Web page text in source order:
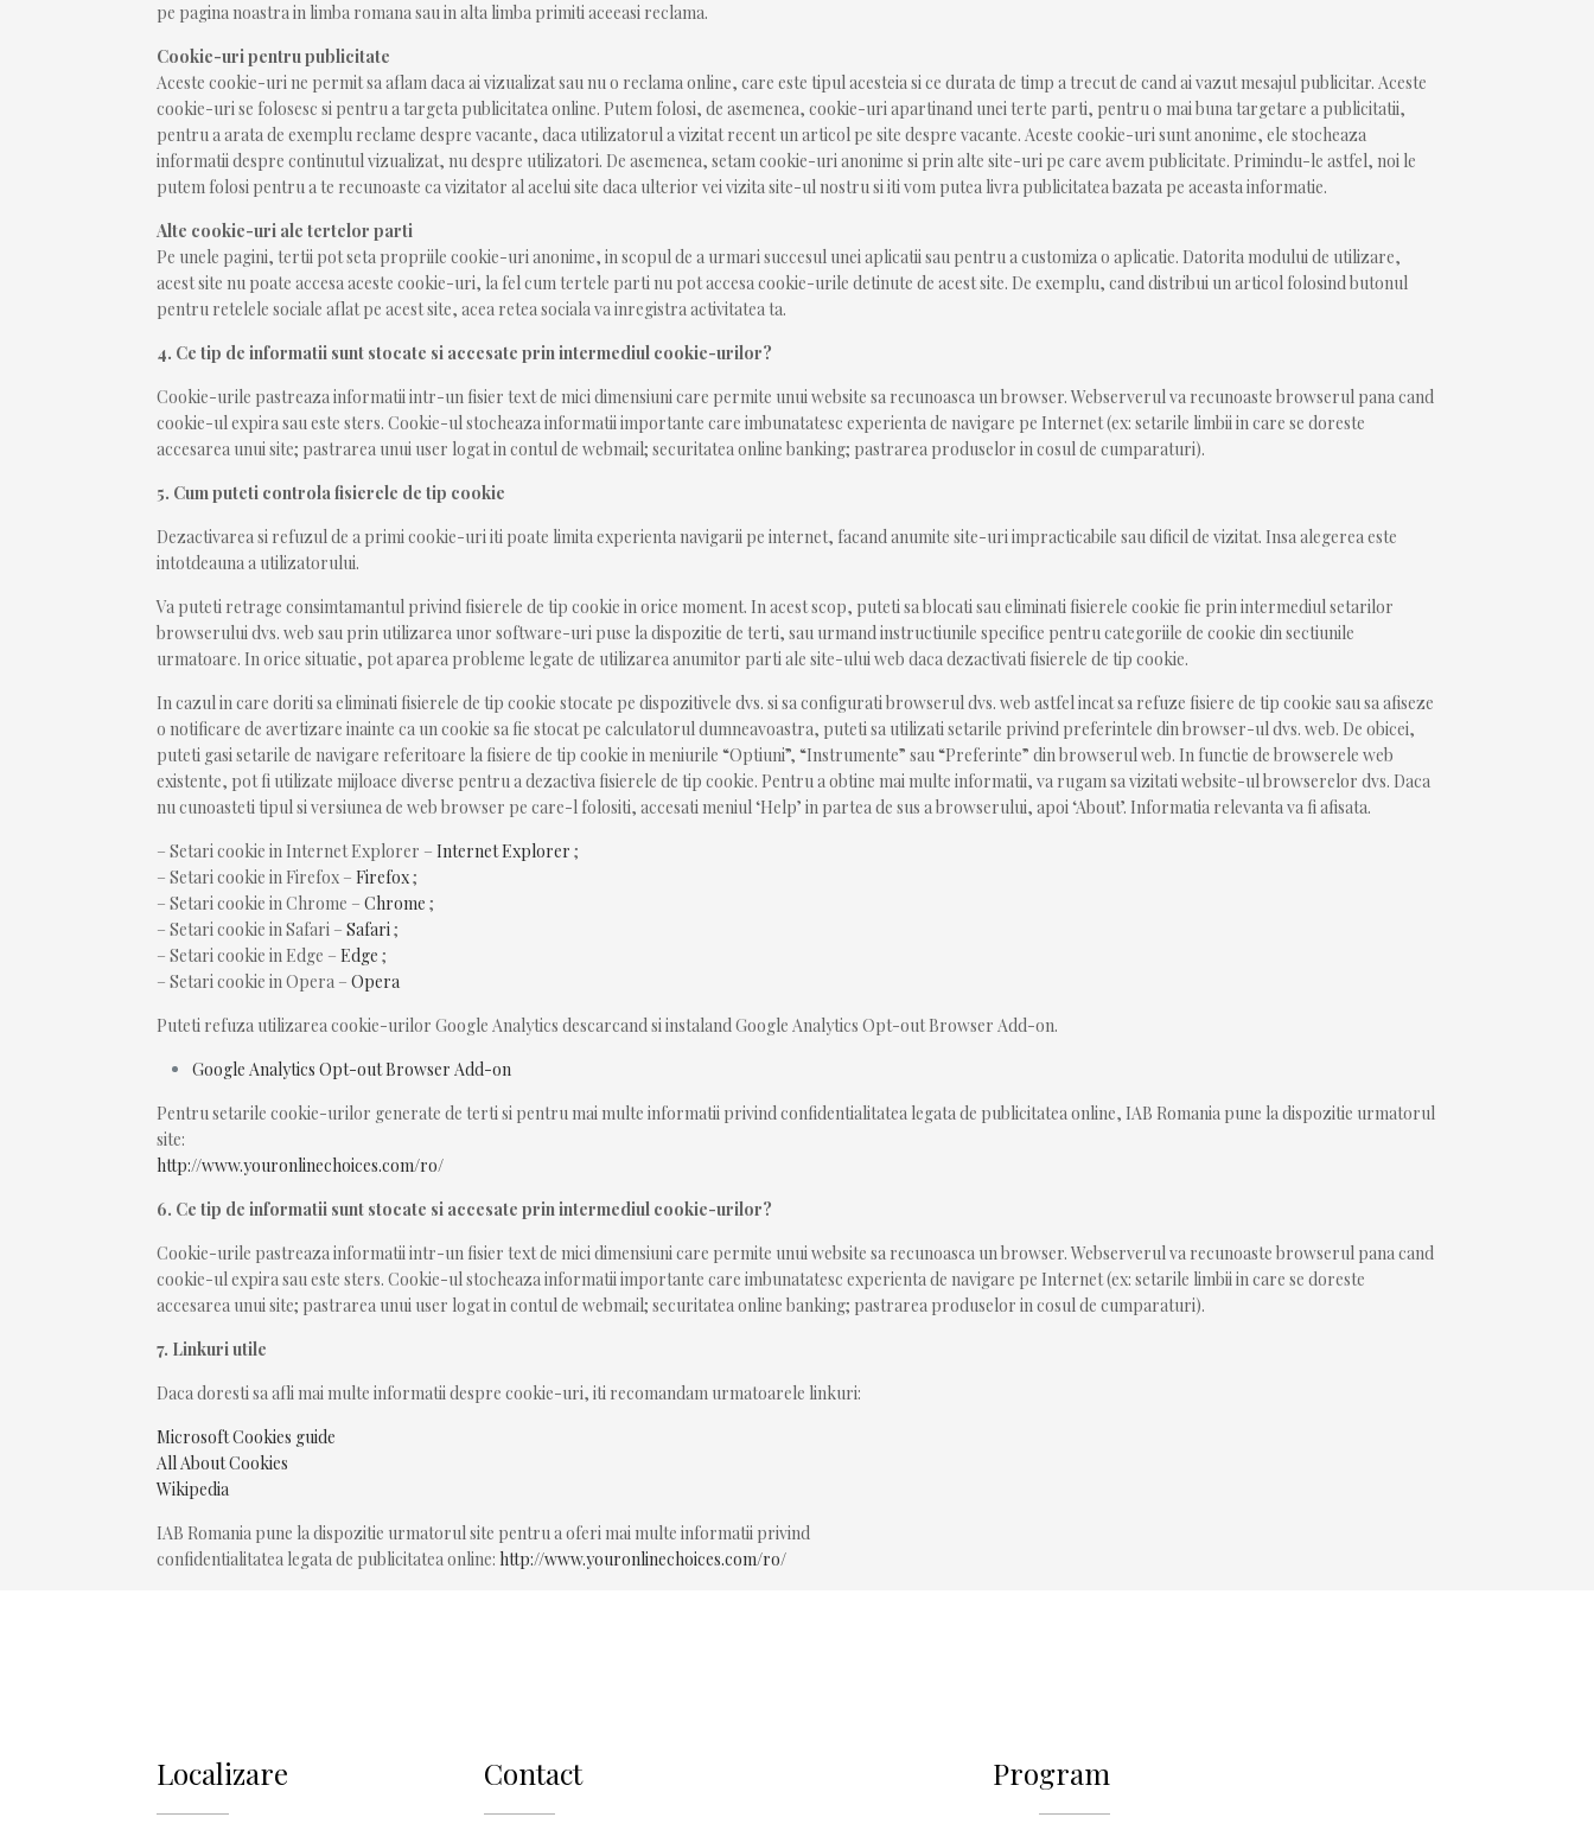
pe pagina noastra in limba romana sau in alta limba primiti aceeasi reclama.
Cookie-uri pentru publicitate
Aceste cookie-uri ne permit sa aflam daca ai vizualizat sau nu o reclama online, care este tipul acesteia si ce durata de timp a trecut de cand ai vazut mesajul publicitar. Aceste
cookie-uri se folosesc si pentru a targeta publicitatea online. Putem folosi, de asemenea, cookie-uri apartinand unei terte parti, pentru o mai buna targetare a publicitatii,
pentru a arata de exemplu reclame despre vacante, daca utilizatorul a vizitat recent un articol pe site despre vacante. Aceste cookie-uri sunt anonime, ele stocheaza
informatii despre continutul vizualizat, nu despre utilizatori. De asemenea, setam cookie-uri anonime si prin alte site-uri pe care avem publicitate. Primindu-le astfel, noi le
putem folosi pentru a te recunoaste ca vizitator al acelui site daca ulterior vei vizita site-ul nostru si iti vom putea livra publicitatea bazata pe aceasta informatie.
Alte cookie-uri ale tertelor parti
Pe unele pagini, tertii pot seta propriile cookie-uri anonime, in scopul de a urmari succesul unei aplicatii sau pentru a customiza o aplicatie. Datorita modului de utilizare,
acest site nu poate accesa aceste cookie-uri, la fel cum tertele parti nu pot accesa cookie-urile detinute de acest site. De exemplu, cand distribui un articol folosind butonul
pentru retelele sociale aflat pe acest site, acea retea sociala va inregistra activitatea ta.
4. Ce tip de informatii sunt stocate si accesate prin intermediul cookie-urilor?
Cookie-urile pastreaza informatii intr-un fisier text de mici dimensiuni care permite unui website sa recunoasca un browser. Webserverul va recunoaste browserul pana cand
cookie-ul expira sau este sters. Cookie-ul stocheaza informatii importante care imbunatatesc experienta de navigare pe Internet (ex: setarile limbii in care se doreste
accesarea unui site; pastrarea unui user logat in contul de webmail; securitatea online banking; pastrarea produselor in cosul de cumparaturi).
5. Cum puteti controla fisierele de tip cookie
Dezactivarea si refuzul de a primi cookie-uri iti poate limita experienta navigarii pe internet, facand anumite site-uri impracticabile sau dificil de vizitat. Insa alegerea este
intotdeauna a utilizatorului.
Va puteti retrage consimtamantul privind fisierele de tip cookie in orice moment. In acest scop, puteti sa blocati sau eliminati fisierele cookie fie prin intermediul setarilor
browserului dvs. web sau prin utilizarea unor software-uri puse la dispozitie de terti, sau urmand instructiunile specifice pentru categoriile de cookie din sectiunile
urmatoare. In orice situatie, pot aparea probleme legate de utilizarea anumitor parti ale site-ului web daca dezactivati fisierele de tip cookie.
In cazul in care doriti sa eliminati fisierele de tip cookie stocate pe dispozitivele dvs. si sa configurati browserul dvs. web astfel incat sa refuze fisiere de tip cookie sau sa afiseze
o notificare de avertizare inainte ca un cookie sa fie stocat pe calculatorul dumneavoastra, puteti sa utilizati setarile privind preferintele din browser-ul dvs. web. De obicei,
puteti gasi setarile de navigare referitoare la fisiere de tip cookie in meniurile “Optiuni”, “Instrumente” sau “Preferinte” din browserul web. In functie de browserele web
existente, pot fi utilizate mijloace diverse pentru a dezactiva fisierele de tip cookie. Pentru a obtine mai multe informatii, va rugam sa vizitati website-ul browserelor dvs. Daca
nu cunoasteti tipul si versiunea de web browser pe care-l folositi, accesati meniul ‘Help’ in partea de sus a browserului, apoi ‘About’. Informatia relevanta va fi afisata.
– Setari cookie in Internet Explorer –Internet Explorer;
– Setari cookie in Firefox –Firefox;
– Setari cookie in Chrome –Chrome;
– Setari cookie in Safari –Safari;
– Setari cookie in Edge –Edge;
– Setari cookie in Opera –Opera
Puteti refuza utilizarea cookie-urilor Google Analytics descarcand si instaland Google Analytics Opt-out Browser Add-on.
Google Analytics Opt-out Browser Add-on
Pentru setarile cookie-urilor generate de terti si pentru mai multe informatii privind confidentialitatea legata de publicitatea online, IAB Romania pune la dispozitie urmatorul
site:
http://www.youronlinechoices.com/ro/
6. Ce tip de informatii sunt stocate si accesate prin intermediul cookie-urilor?
Cookie-urile pastreaza informatii intr-un fisier text de mici dimensiuni care permite unui website sa recunoasca un browser. Webserverul va recunoaste browserul pana cand
cookie-ul expira sau este sters. Cookie-ul stocheaza informatii importante care imbunatatesc experienta de navigare pe Internet (ex: setarile limbii in care se doreste
accesarea unui site; pastrarea unui user logat in contul de webmail; securitatea online banking; pastrarea produselor in cosul de cumparaturi).
7. Linkuri utile
Daca doresti sa afli mai multe informatii despre cookie-uri, iti recomandam urmatoarele linkuri:
Microsoft Cookies guide
All About Cookies
Wikipedia
IAB Romania pune la dispozitie urmatorul site pentru a oferi mai multe informatii privind
confidentialitatea legata de publicitatea online: http://www.youronlinechoices.com/ro/
Localizare Contact Program